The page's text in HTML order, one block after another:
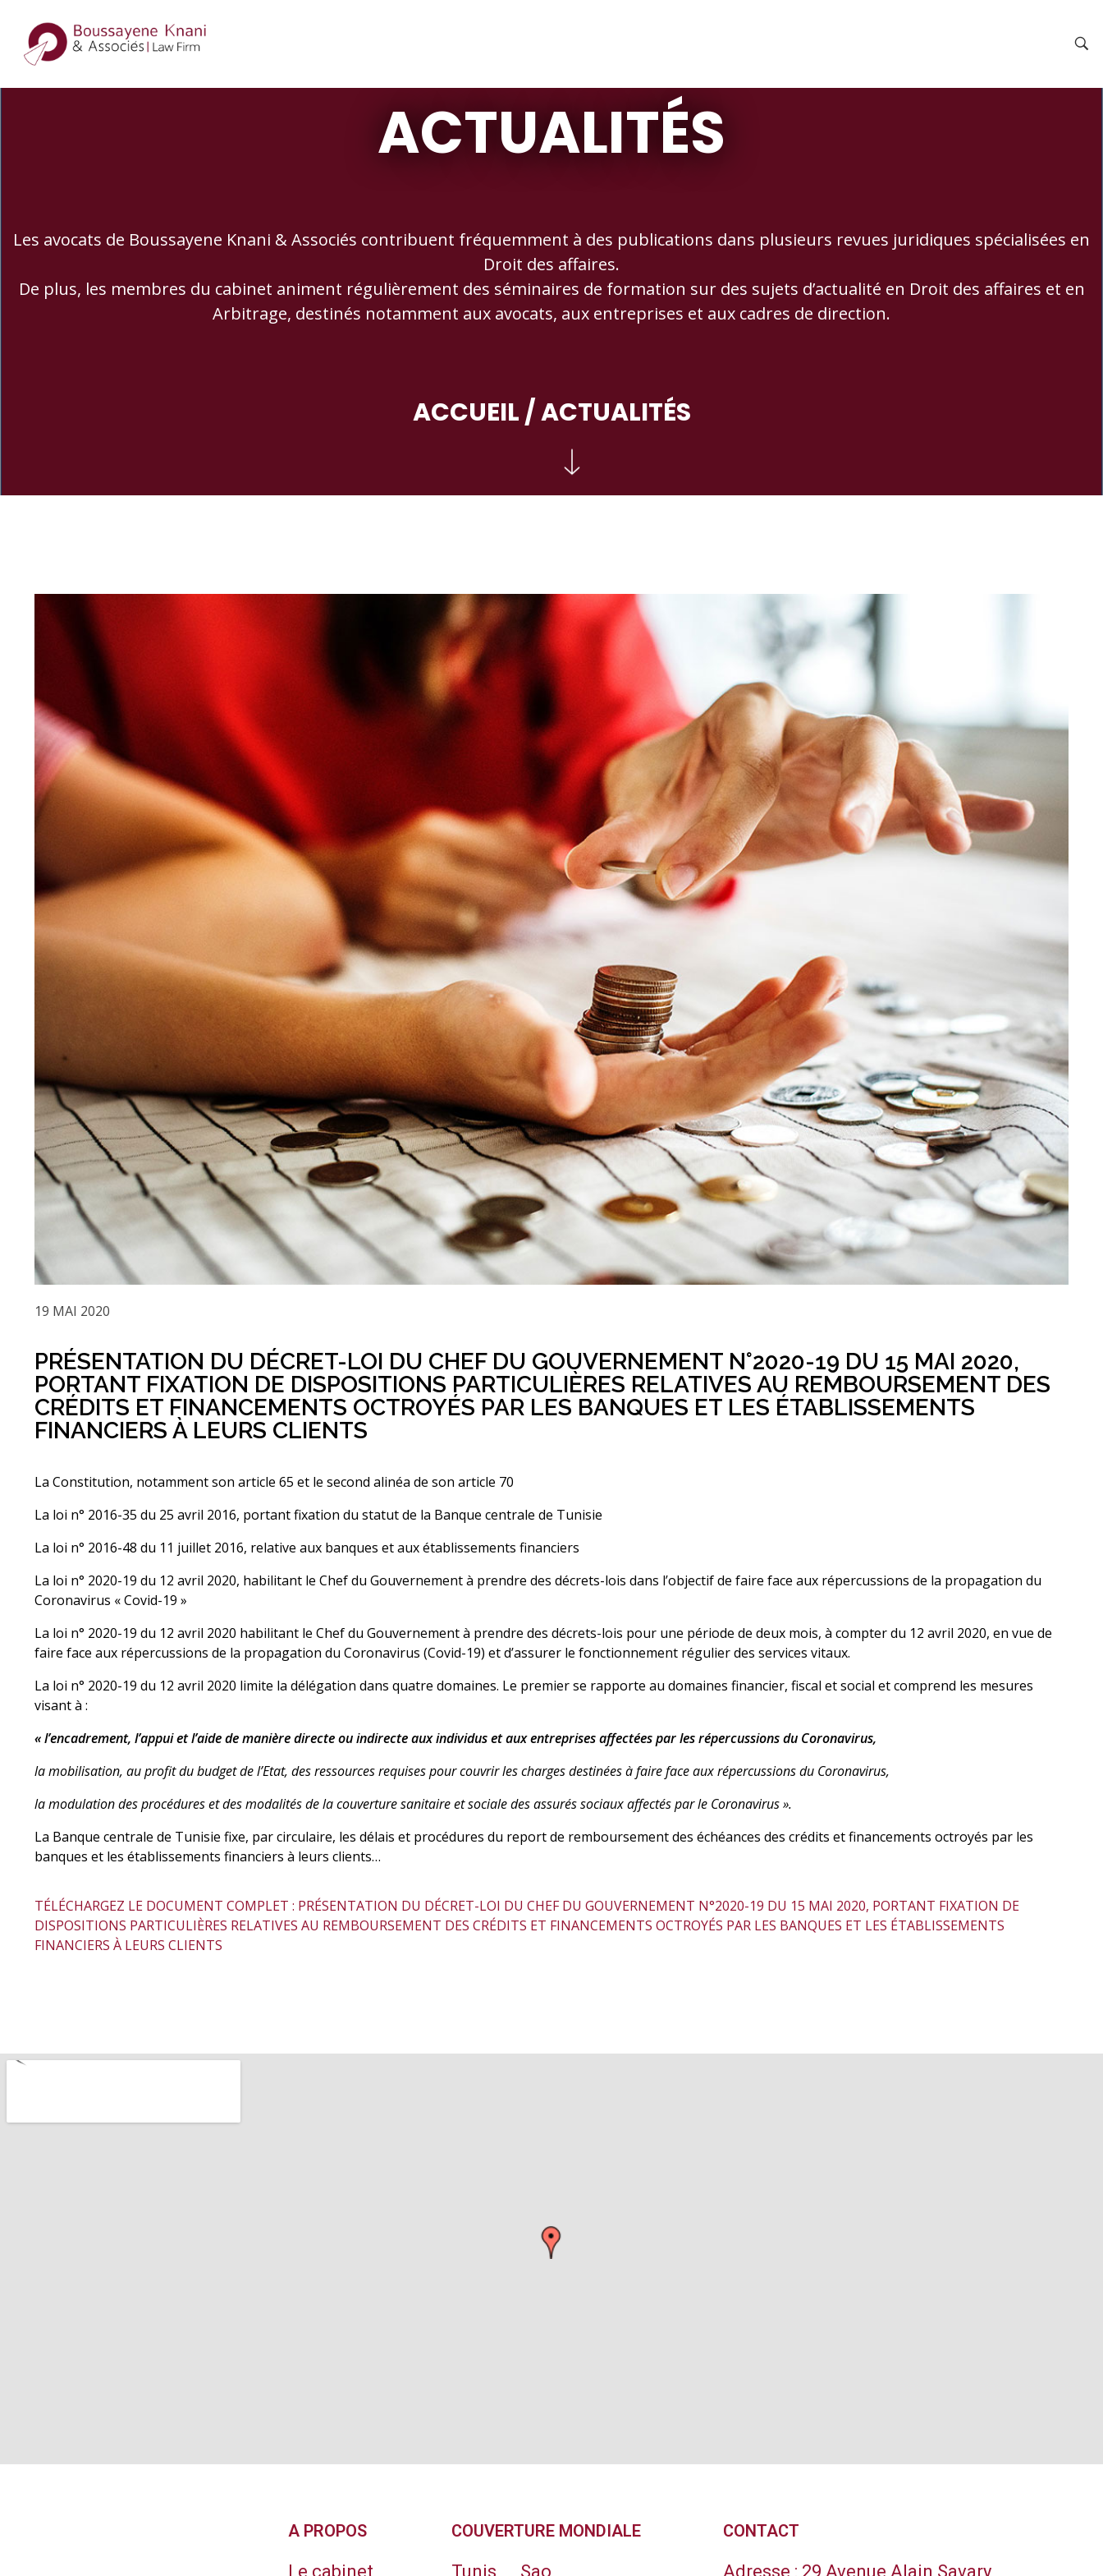
ACTUALITÉS
Les avocats de Boussayene Knani & Associés contribuent fréquemment à des publications dans plusieurs revues juridiques spécialisées en
Droit des affaires.
De plus, les membres du cabinet animent régulièrement des séminaires de formation sur des sujets d’actualité en Droit des affaires et en
Arbitrage, destinés notamment aux avocats, aux entreprises et aux cadres de direction.
ACCUEIL/ ACTUALITÉS
19 MAI 2020
PRÉSENTATION DU DÉCRET-LOI DU CHEF DU GOUVERNEMENT N°2020-19 DU 15 MAI 2020,
PORTANT FIXATION DE DISPOSITIONS PARTICULIÈRES RELATIVES AU REMBOURSEMENT DES
CRÉDITS ET FINANCEMENTS OCTROYÉS PAR LES BANQUES ET LES ÉTABLISSEMENTS
FINANCIERS À LEURS CLIENTS
La Constitution, notamment son article 65 et le second alinéa de son article 70
La loi n° 2016-35 du 25 avril 2016, portant fixation du statut de la Banque centrale de Tunisie
La loi n° 2016-48 du 11 juillet 2016, relative aux banques et aux établissements financiers
La loi n° 2020-19 du 12 avril 2020, habilitant le Chef du Gouvernement à prendre des décrets-lois dans l’objectif de faire face aux répercussions de la propagation du
Coronavirus « Covid-19 »
La loi n° 2020-19 du 12 avril 2020 habilitant le Chef du Gouvernement à prendre des décrets-lois pour une période de deux mois, à compter du 12 avril 2020, en vue de
faire face aux répercussions de la propagation du Coronavirus (Covid-19) et d’assurer le fonctionnement régulier des services vitaux.
La loi n° 2020-19 du 12 avril 2020 limite la délégation dans quatre domaines. Le premier se rapporte au domaines financier, fiscal et social et comprend les mesures
visant à :
« l’encadrement, l’appui et l’aide de manière directe ou indirecte aux individus et aux entreprises affectées par les répercussions du Coronavirus,
la mobilisation, au profit du budget de l’Etat, des ressources requises pour couvrir les charges destinées à faire face aux répercussions du Coronavirus,
la modulation des procédures et des modalités de la couverture sanitaire et sociale des assurés sociaux affectés par le Coronavirus ».
La Banque centrale de Tunisie fixe, par circulaire, les délais et procédures du report de remboursement des échéances des crédits et financements octroyés par les
banques et les établissements financiers à leurs clients…
TÉLÉCHARGEZ LE DOCUMENT COMPLET : PRÉSENTATION DU DÉCRET-LOI DU CHEF DU GOUVERNEMENT N°2020-19 DU 15 MAI 2020, PORTANT FIXATION DE
DISPOSITIONS PARTICULIÈRES RELATIVES AU REMBOURSEMENT DES CRÉDITS ET FINANCEMENTS OCTROYÉS PAR LES BANQUES ET LES ÉTABLISSEMENTS
FINANCIERS À LEURS CLIENTS
A PROPOS
Le cabinet
COUVERTURE MONDIALE
Tunis Sao
CONTACT
Adresse : 29 Avenue Alain Savary,